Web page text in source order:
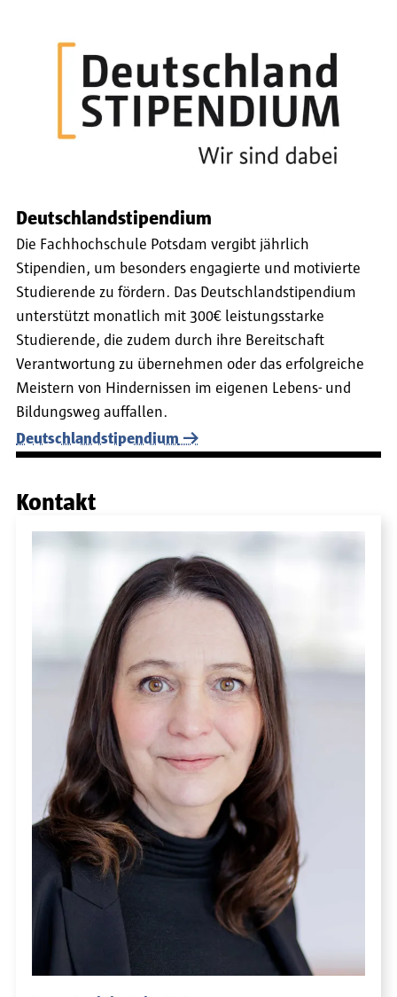
Deutschlandstipendium
Die Fachhochschule Potsdam vergibt jährlich
Stipendien, um besonders engagierte und motivierte
Studierende zu fördern. Das Deutschlandstipendium
unterstützt monatlich mit 300€ leistungsstarke
Studierende, die zudem durch ihre Bereitschaft
Verantwortung zu übernehmen oder das erfolgreiche
Meistern von Hindernissen im eigenen Lebens- und
Bildungsweg auffallen.
Deutschlandstipendium
Kontakt